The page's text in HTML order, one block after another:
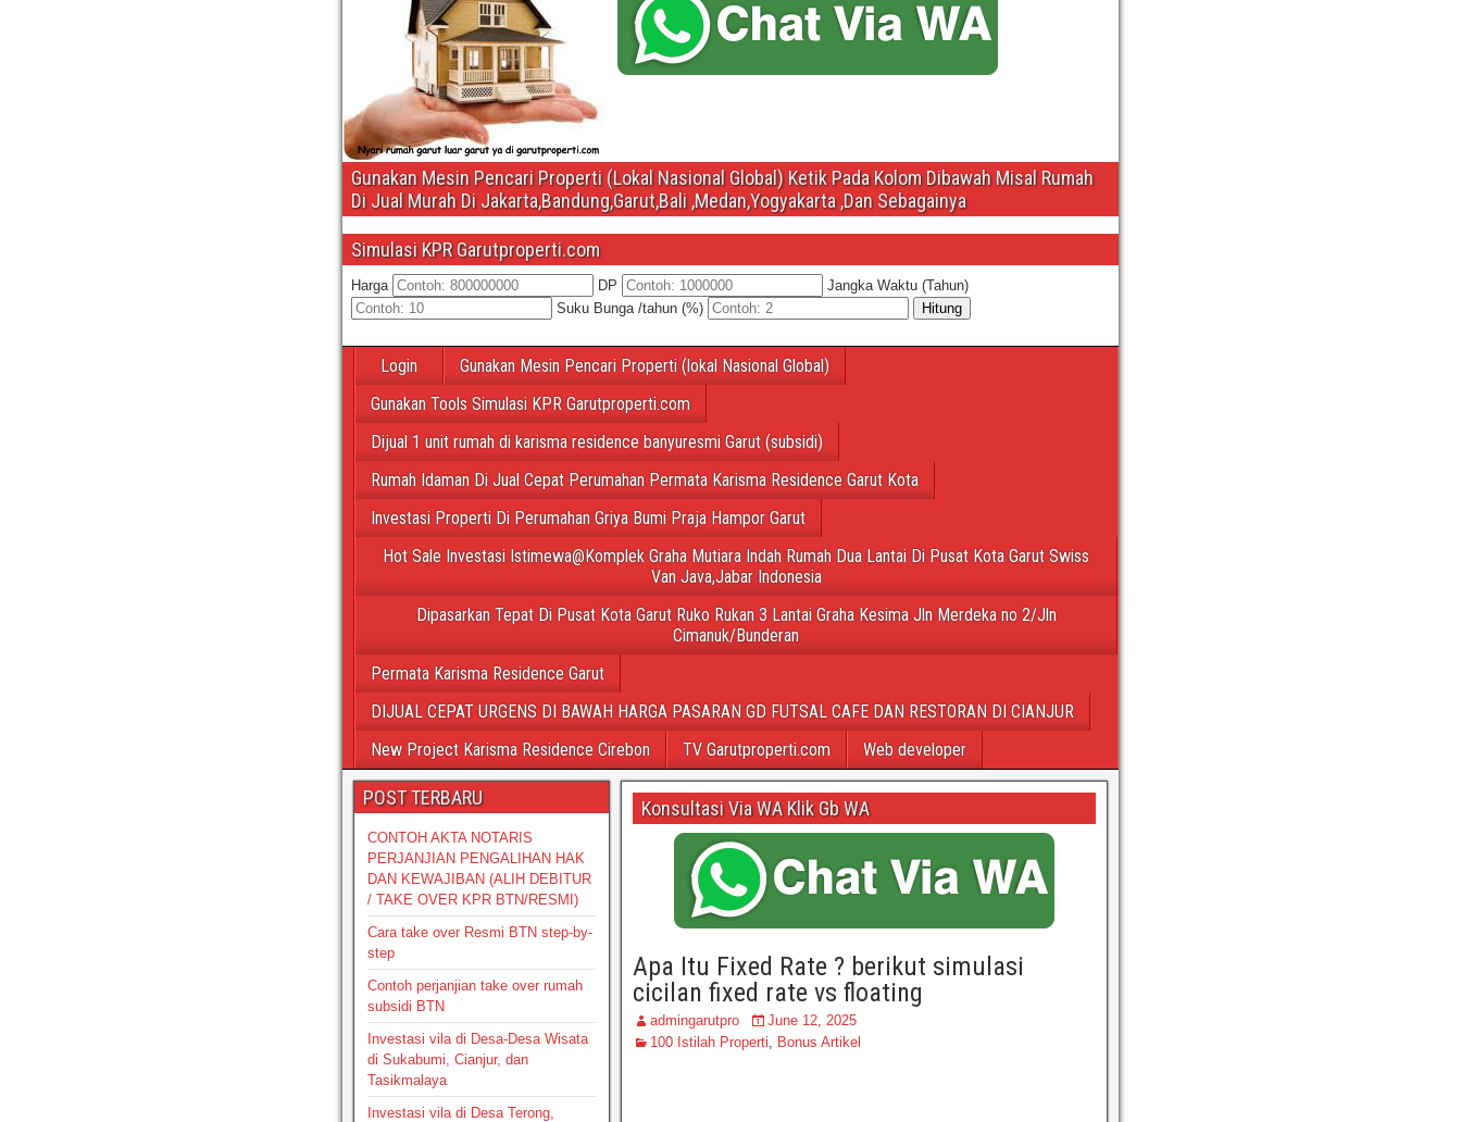
Gunakan Mesin Pencari Properti (Lokal Nasional Global) Ketik Pada Kolom Dibawah Misal Rumah
Di Jual Murah Di Jakarta,Bandung,Garut,Bali ,Medan,Yogyakarta ,Dan Sebagainya
Simulasi KPR Garutproperti.com
Harga DP
Jangka Waktu (Tahun)
Suku Bunga /tahun (%)
Hitung
Login
Gunakan Mesin Pencari Properti (lokal Nasional Global)
Gunakan Tools Simulasi KPR Garutproperti.com
Dijual 1 unit rumah di karisma residence banyuresmi Garut (subsidi)
Rumah Idaman Di Jual Cepat Perumahan Permata Karisma Residence Garut Kota
Investasi Properti Di Perumahan Griya Bumi Praja Hampor Garut
Hot Sale Investasi Istimewa@Komplek Graha Mutiara Indah Rumah Dua Lantai Di Pusat Kota Garut Swiss
Van Java,Jabar Indonesia
Dipasarkan Tepat Di Pusat Kota Garut Ruko Rukan 3 Lantai Graha Kesima Jln Merdeka no 2/Jln
Cimanuk/Bunderan
Permata Karisma Residence Garut
DIJUAL CEPAT URGENS DI BAWAH HARGA PASARAN GD FUTSAL CAFE DAN RESTORAN DI CIANJUR
New Project Karisma Residence Cirebon
TV Garutproperti.com Web developer
Konsultasi Via WA Klik Gb WA
Apa Itu Fixed Rate ? berikut simulasi
cicilan fixed rate vs floating
admingarutpro
June 12, 2025
100 Istilah Properti, Bonus Artikel
POST TERBARU
CONTOH AKTA NOTARIS
PERJANJIAN PENGALIHAN HAK
DAN KEWAJIBAN (ALIH DEBITUR
/ TAKE OVER KPR BTN/RESMI)
Cara take over Resmi BTN step-by-
step
Contoh perjanjian take over rumah
subsidi BTN
Investasi vila di Desa-Desa Wisata
di Sukabumi, Cianjur, dan
Tasikmalaya
Investasi vila di Desa Terong,